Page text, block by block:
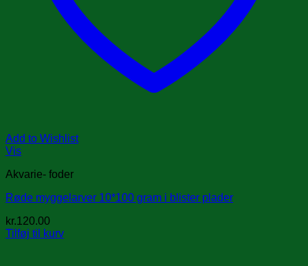
Add to Wishlist
Vis
Akvarie- foder
Røde myggelarver 10*100 gram i blister plader
kr.120.00
Tilføj til kurv